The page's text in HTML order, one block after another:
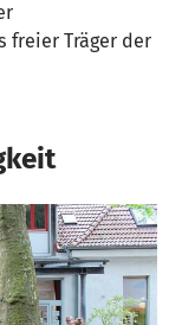
freier Träger der